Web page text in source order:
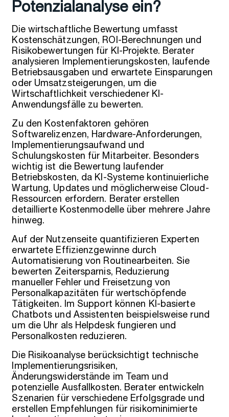
Potenzialanalyse ein?
Die wirtschaftliche Bewertung umfasst
Kostenschätzungen, ROI-Berechnungen und
Risikobewertungen für KI-Projekte. Berater
analysieren Implementierungskosten, laufende
Betriebsausgaben und erwartete Einsparungen
oder Umsatzsteigerungen, um die
Wirtschaftlichkeit verschiedener KI-
Anwendungsfälle zu bewerten.
Zu den Kostenfaktoren gehören
Softwarelizenzen, Hardware-Anforderungen,
Implementierungsaufwand und
Schulungskosten für Mitarbeiter. Besonders
wichtig ist die Bewertung laufender
Betriebskosten, da KI-Systeme kontinuierliche
Wartung, Updates und möglicherweise Cloud-
Ressourcen erfordern. Berater erstellen
detaillierte Kostenmodelle über mehrere Jahre
hinweg.
Auf der Nutzenseite quantifizieren Experten
erwartete Effizienzgewinne durch
Automatisierung von Routinearbeiten. Sie
bewerten Zeitersparnis, Reduzierung
manueller Fehler und Freisetzung von
Personalkapazitäten für wertschöpfende
Tätigkeiten. Im Support können KI-basierte
Chatbots und Assistenten beispielsweise rund
um die Uhr als Helpdesk fungieren und
Personalkosten reduzieren.
Die Risikoanalyse berücksichtigt technische
Implementierungsrisiken,
Änderungswiderstände im Team und
potenzielle Ausfallkosten. Berater entwickeln
Szenarien für verschiedene Erfolgsgrade und
erstellen Empfehlungen für risikominimierte